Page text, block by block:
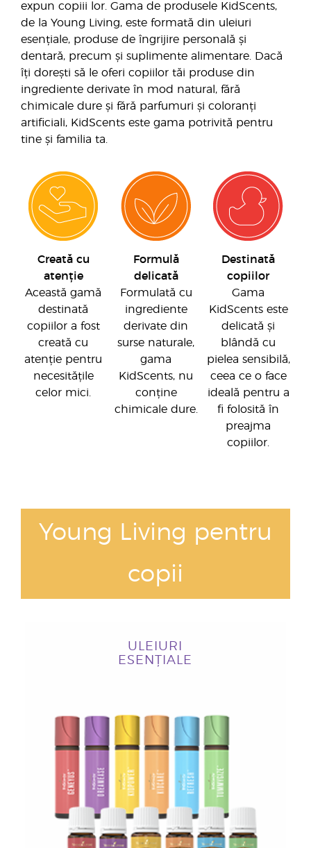
expun copiii lor. Gama de produsele KidScents,
de la Young Living, este formată din uleiuri
esențiale, produse de îngrijire personală și
dentară, precum și suplimente alimentare. Dacă
îți dorești să le oferi copiilor tăi produse din
ingrediente derivate în mod natural, fără
chimicale dure și fără parfumuri și coloranți
artificiali, KidScents este gama potrivită pentru
tine și familia ta.
Creată cu
atenție
Această gamă
destinată
copiilor a fost
creată cu
atenție pentru
necesitățile
celor mici.
Formulă
delicată
Formulată cu
ingrediente
derivate din
surse naturale,
gama
KidScents, nu
conține
chimicale dure.
Destinată
copiilor
Gama
KidScents este
delicată și
blândă cu
pielea sensibilă,
ceea ce o face
ideală pentru a
fi folosită în
preajma
copiilor.
Young Living pentru
copii
ULEIURI
ESENȚIALE